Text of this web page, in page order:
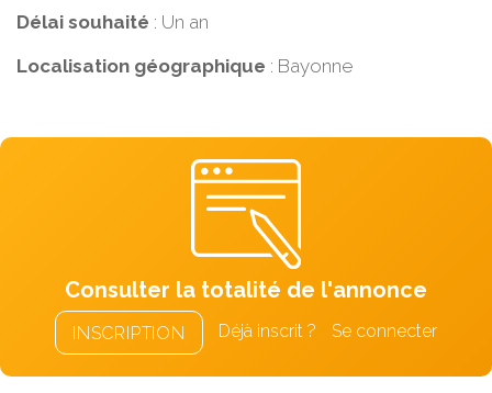
Délai souhaité : Un an
Localisation géographique : Bayonne
Consulter la totalité de l'annonce
INSCRIPTION Déjà inscrit ? Se connecter